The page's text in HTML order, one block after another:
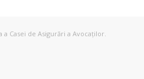
Casei de Asigurări a Avocaților.